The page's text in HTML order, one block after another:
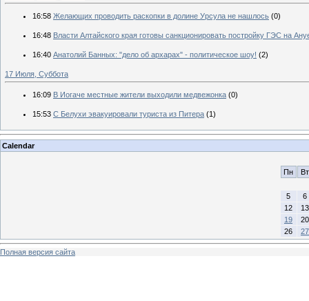
16:58 Желающих проводить раскопки в долине Урсула не нашлось (0)
16:48 Власти Алтайского края готовы санкционировать постройку ГЭС на
16:40 Анатолий Банных: "дело об архарах" - политическое шоу! (2)
17 Июля, Суббота
16:09 В Иогаче местные жители выходили медвежонка (0)
15:53 С Белухи эвакуировали туриста из Питера (1)
Calendar
Пн Вт
5
6
12
13
19
20
26
27
Полная версия сайта